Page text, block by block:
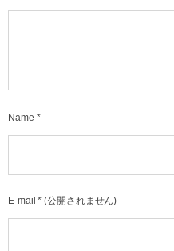
Name *
E-mail * (公開されません)